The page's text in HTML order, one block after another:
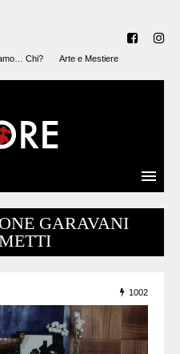
Chi?
Arte e Mestiere
GARAVANI
1002